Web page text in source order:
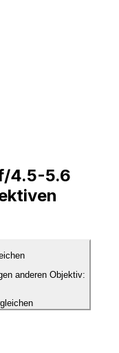
4.5-5.6
anderen Objektiv: